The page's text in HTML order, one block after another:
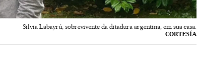
Silvia Labayrú, sobrevivente da ditadura argentina, em sua casa.
CORTESÍA